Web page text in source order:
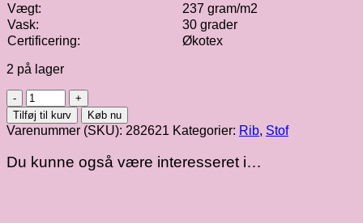
Vægt:
237 gram/m2
Vask:
30 grader
Certificering:
Økotex
2 på lager
Rib
1x1
|
hot
pink
fv.
Tilføj til kurv Køb nu
Varenummer (SKU): 282621 Kategorier: Rib, Stof
Du kunne også være interesseret i…